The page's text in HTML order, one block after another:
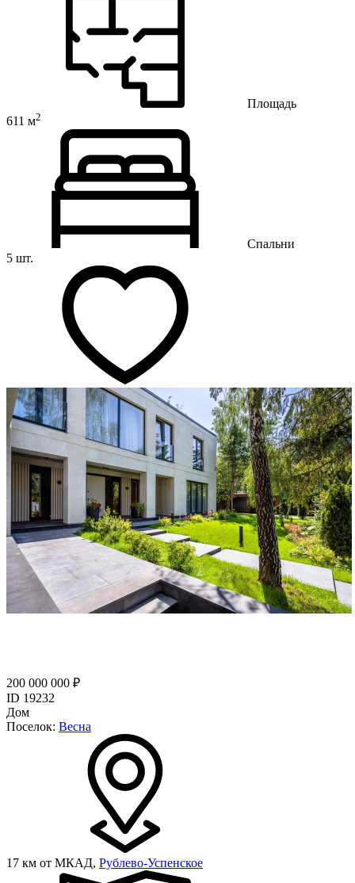
Площадь
611 м2
Спальни
5 шт.
200 000 000 ₽
ID 19232
Дом
Поселок: Весна
17 км от МКАД, Рублево-Успенское